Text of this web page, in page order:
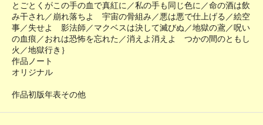
とごとくがこの手の血で真紅に／私の手も同じ色に／命の酒は飲
み干され／崩れ落ちよ 宇宙の骨組み／悪は悪で仕上げる／絵空
事／失せよ 影法師／マクベスは決して滅びぬ／地獄の鳶／呪い
の血痕／おれは恐怖を忘れた／消えよ消えよ つかの間のともし
火／地獄行き｝
作品ノート
オリジナル
作品初版年表その他